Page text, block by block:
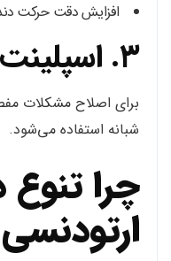
افزایش دقت حرکت
۳. اسپلینت فکی
شبانه استفاده می‌شود.
چرا